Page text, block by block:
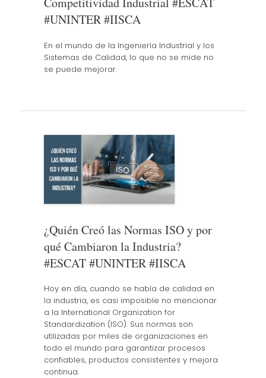
#UNINTER #IISCA
En el mundo de la Ingeniería Industrial y los
Sistemas de Calidad, lo que no se mide no
se puede mejorar.
¿Quién Creó las Normas ISO y por
qué Cambiaron la Industria?
#ESCAT #UNINTER #IISCA
Hoy en día, cuando se habla de calidad en
la industria, es casi imposible no mencionar
a la International Organization for
Standardization (ISO). Sus normas son
utilizadas por miles de organizaciones en
todo el mundo para garantizar procesos
confiables, productos consistentes y mejora
continua.